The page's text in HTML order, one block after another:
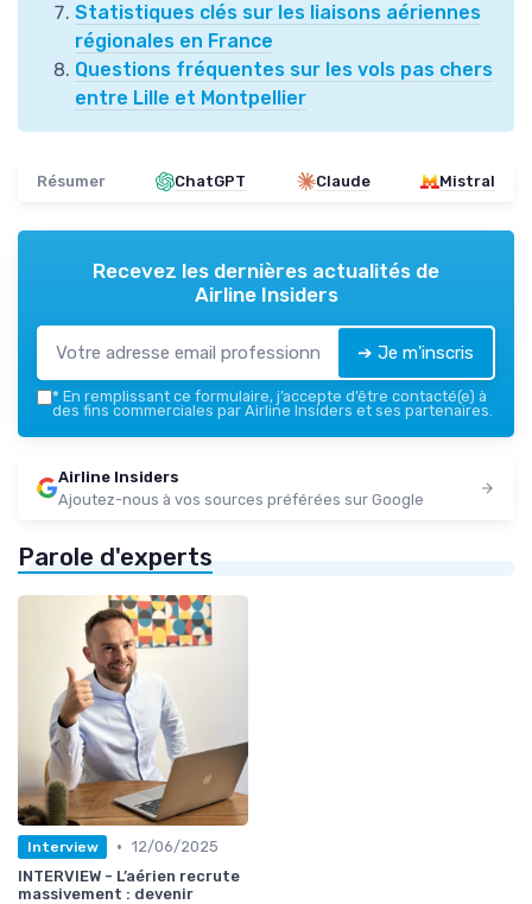
Statistiques clés sur les liaisons aériennes
régionales en France
Questions fréquentes sur les vols pas chers
entre Lille et Montpellier
Résumer ChatGPT Claude Mistral
Recevez les dernières actualités de
Airline Insiders
➔ Je m'inscris
* En remplissant ce formulaire, j’accepte d’être contacté(e) à
des fins commerciales par Airline Insiders et ses partenaires.
Airline Insiders
Ajoutez-nous à vos sources préférées sur Google
Parole d'experts
Interview • 12/06/2025
INTERVIEW - L’aérien recrute
massivement : devenir